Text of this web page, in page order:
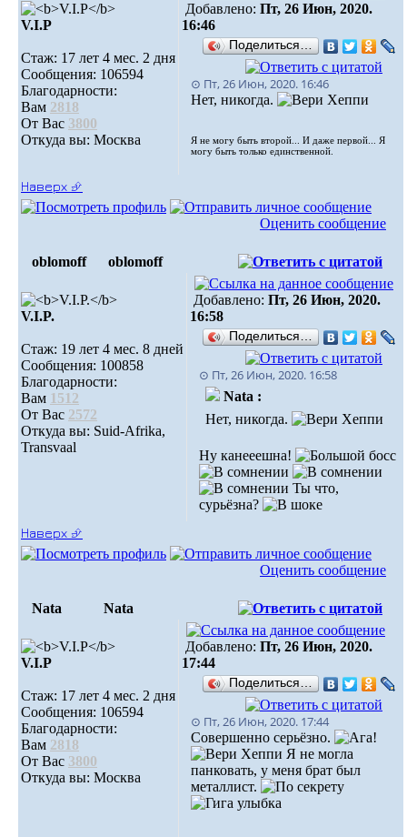
V.I.Р
Стаж: 17 лет 4 мес. 2 дня
Сообщения: 106594
Благодарности:
Вам 2818
От Вас 3800
Откуда вы: Москва
Добавлено: Пт, 26 Июн, 2020.
16:46
Поделиться…
⊙ Пт, 26 Июн, 2020. 16:46
Нет, никогда.
Я не могу быть второй... И даже первой... Я
могу быть только единственной.
Наверх ⮵
Оценить сообщение
oblomoff oblomoff
V.I.P.
Стаж: 19 лет 4 мес. 8 дней
Сообщения: 100858
Благодарности:
Вам 1512
От Вас 2572
Откуда вы: Suid-Afrika,
Transvaal
Добавлено: Пт, 26 Июн, 2020.
16:58
Поделиться…
⊙ Пт, 26 Июн, 2020. 16:58
Nata :
Нет, никогда.
Ну канееешна!
Ты что,
сурьёзна?
Наверх ⮵
Оценить сообщение
Nata Nata
V.I.Р
Стаж: 17 лет 4 мес. 2 дня
Сообщения: 106594
Благодарности:
Вам 2818
От Вас 3800
Откуда вы: Москва
Добавлено: Пт, 26 Июн, 2020.
17:44
Поделиться…
⊙ Пт, 26 Июн, 2020. 17:44
Совершенно серьёзно.
Я не могла
панковать, у меня брат был
металлист.